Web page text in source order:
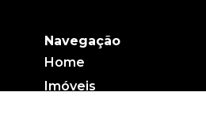
Navegação
Home
Imóveis